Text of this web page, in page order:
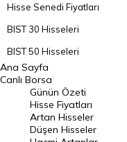
Hisse Senedi Fiyatları
BIST 30 Hisseleri
BIST 50 Hisseleri
BIST 100 Hisseleri
En Çok Artan Hisseler
En Çok Düşen Hisseler
Ana Sayfa
Canlı Borsa
Günün Özeti
Hisse Fiyatları
Artan Hisseler
Düşen Hisseler